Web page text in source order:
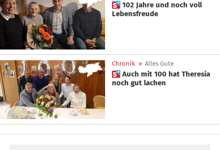
 102 Jahre und noch voll
Lebensfreude
Chronik » Alles Gute
 Auch mit 100 hat Theresia
noch gut lachen